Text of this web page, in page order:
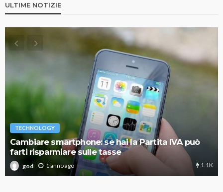
ULTIME NOTIZIE
TECHNOLOGY
Cambiare smartphone: se hai la Partita IVA può
farti risparmiare sulle tasse
god 1 anno ago 1.1K